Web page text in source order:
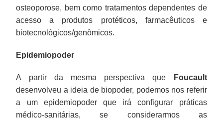
osteoporose, bem como tratamentos dependentes de
acesso a produtos protéticos, farmacêuticos e
biotecnológicos/genômicos.
Epidemiopoder
A partir da mesma perspectiva que
Foucault
desenvolveu a ideia de biopoder, podemos nos referir
a um epidemiopoder que irá configurar práticas
médico-sanitárias, se considerarmos as